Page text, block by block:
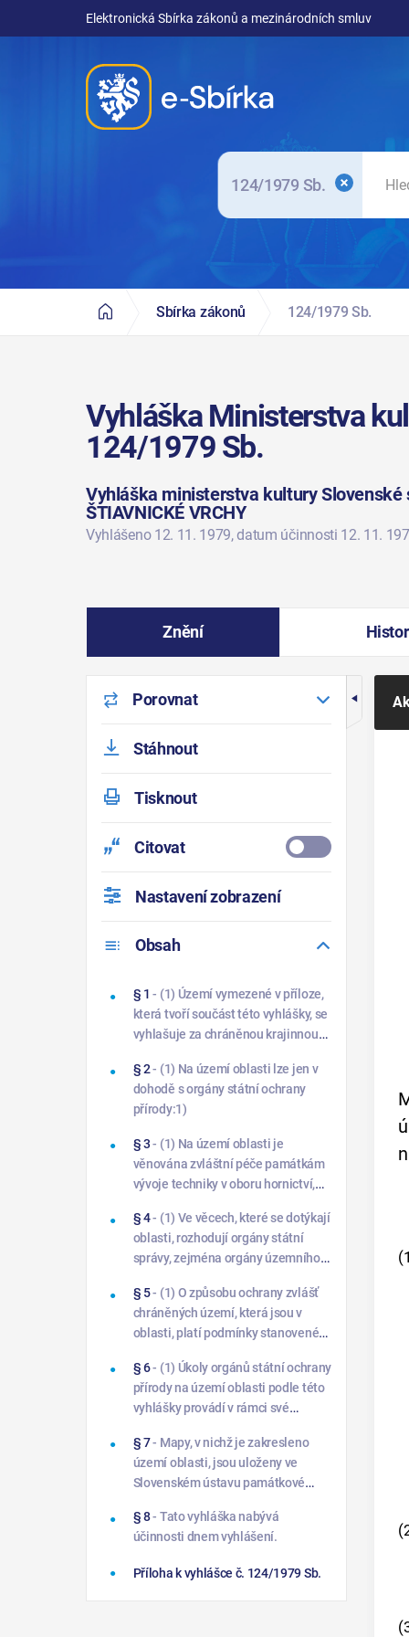
Elektronická Sbírka zákonů a mezinárodních smluv
124/1979 Sb.
Sbírka zákonů 124/1979 Sb.
Vyhláška Ministerstva
124/1979 Sb.
Vyhláška ministerstva kultury
ŠTIAVNICKÉ VRCHY
Vyhlášeno 12. 11. 1979, datum účinnosti 12. 11.
Znění
Porovnat
Stáhnout
Tisknout
Citovat
Nastavení zobrazení
Obsah
§ 1 - (1) Území vymezené v příloze,
která tvoří součást této vyhlášky, se
vyhlašuje za chráněnou krajinnou
„oblast“). Oblast se rozprostírá na
území okresů:
§ 2- (1) Na území oblasti lze jen v
dohodě s orgány státní ochrany
přírody:1)
§ 3- (1) Na území oblasti je
věnována zvláštní péče památkám
vývoje techniky v oboru hornictví,
zvláštních předpisů.6)
§ 4- (1) Ve věcech, které se dotýkají
oblasti, rozhodují orgány státní
správy, zejména orgány územního
úřady, orgány státní správy lesního
hospodářství, orgány ochrany
ovzduší, vodohospodářské,
zemědělské, dopravní, orgány cest
§ 5- (1) O způsobu ochrany zvlášť
chráněných území, která jsou v
oblasti, platí podmínky stanovené
ochrany podle § 2 této vyhlášky se
nevztahují na zvlášť chráněné
zemědělské půdy.7)
§ 6- (1) Úkoly orgánů státní ochrany
přírody na území oblasti podle této
vyhlášky provádí v rámci své
památkové péče a ochrany přírody v
Bratislavě.
§ 7- Mapy, v nichž je zakresleno
území oblasti, jsou uloženy ve
Slovenském ústavu památkové
na Středoslovenském krajském
národním výboru v Banské Bystrici,
národním výboru v Bratislavě, na
§ 8- Tato vyhláška nabývá
účinnosti dnem vyhlášení.
Příloha k vyhlášce č. 124/1979 Sb.